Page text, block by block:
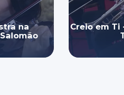
na
Creio em Ti